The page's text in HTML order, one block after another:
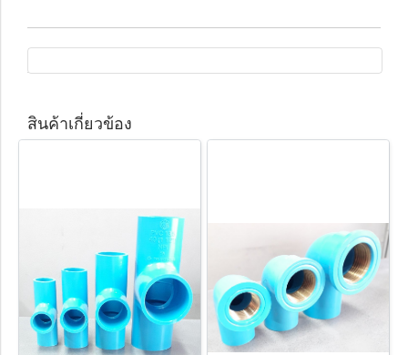
สินค้าเกี่ยวข้อง